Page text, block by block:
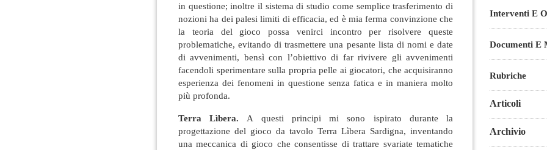
in questione; inoltre il sistema di studio come semplice trasferimento di
nozioni ha dei palesi limiti di efficacia, ed è mia ferma convinzione che
la teoria del gioco possa venirci incontro per risolvere queste
problematiche, evitando di trasmettere una pesante lista di nomi e date
di avvenimenti, bensì con l’obiettivo di far rivivere gli avvenimenti
facendoli sperimentare sulla propria pelle ai giocatori, che acquisiranno
esperienza dei fenomeni in questione senza fatica e in maniera molto
più profonda.
Terra Lìbera. A questi principi mi sono ispirato durante la
progettazione del gioco da tavolo Terra Lìbera Sardigna, inventando
una meccanica di gioco che consentisse di trattare svariate tematiche
Interventi E
Documenti E
Rubriche
Articoli
Archivio